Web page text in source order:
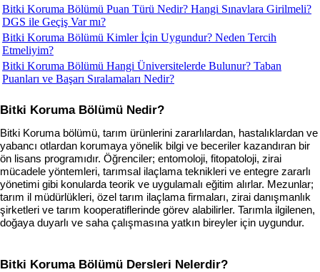
Bitki Koruma Bölümü Puan Türü Nedir? Hangi Sınavlara Girilmeli?
DGS ile Geçiş Var mı?
Bitki Koruma Bölümü Kimler İçin Uygundur? Neden Tercih
Etmeliyim?
Bitki Koruma Bölümü Hangi Üniversitelerde Bulunur? Taban
Puanları ve Başarı Sıralamaları Nedir?
Bitki Koruma Bölümü Nedir?
Bitki Koruma bölümü, tarım ürünlerini zararlılardan, hastalıklardan ve
yabancı otlardan korumaya yönelik bilgi ve beceriler kazandıran bir
ön lisans programıdır. Öğrenciler; entomoloji, fitopatoloji, zirai
mücadele yöntemleri, tarımsal ilaçlama teknikleri ve entegre zararlı
yönetimi gibi konularda teorik ve uygulamalı eğitim alırlar. Mezunlar;
tarım il müdürlükleri, özel tarım ilaçlama firmaları, zirai danışmanlık
şirketleri ve tarım kooperatiflerinde görev alabilirler. Tarımla ilgilenen,
doğaya duyarlı ve saha çalışmasına yatkın bireyler için uygundur.
Bitki Koruma Bölümü Dersleri Nelerdir?